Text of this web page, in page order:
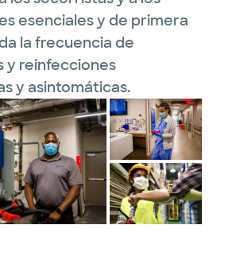
esenciales y de primera
la frecuencia de
y reinfecciones
y asintomáticas.